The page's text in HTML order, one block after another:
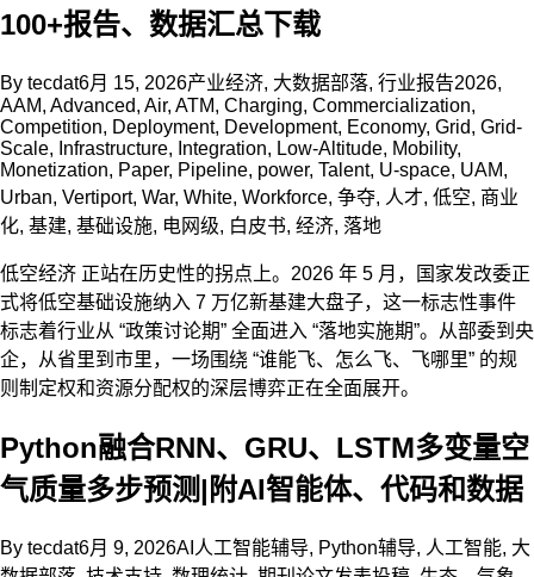
100+报告、数据汇总下载
By tecdat6月 15, 2026产业经济, 大数据部落, 行业报告2026,
AAM, Advanced, Air, ATM, Charging, Commercialization,
Competition, Deployment, Development, Economy, Grid, Grid-
Scale, Infrastructure, Integration, Low-Altitude, Mobility,
Monetization, Paper, Pipeline, power, Talent, U-space, UAM,
Urban, Vertiport, War, White, Workforce, 争夺, 人才, 低空, 商业
化, 基建, 基础设施, 电网级, 白皮书, 经济, 落地
低空经济 正站在历史性的拐点上。2026 年 5 月，国家发改委正
式将低空基础设施纳入 7 万亿新基建大盘子，这一标志性事件
标志着行业从 “政策讨论期” 全面进入 “落地实施期”。从部委到央
企，从省里到市里，一场围绕 “谁能飞、怎么飞、飞哪里” 的规
则制定权和资源分配权的深层博弈正在全面展开。
Python融合RNN、GRU、LSTM多变量空
气质量多步预测|附AI智能体、代码和数据
By tecdat6月 9, 2026AI人工智能辅导, Python辅导, 人工智能, 大